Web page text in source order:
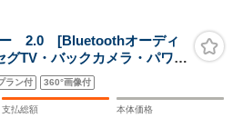
ー 2.0 [Bluetoothオーディ
TV・バックカメラ・パワー
イト・ETC・ドライブレコ
ドリングストップ・ISOFIX
ラン付 360°画像付
支払総額 本体価格